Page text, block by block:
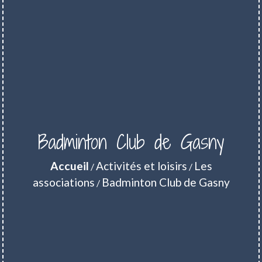
Badminton Club de Gasny
Accueil /Activités et loisirs / Les
associations / Badminton Club de Gasny